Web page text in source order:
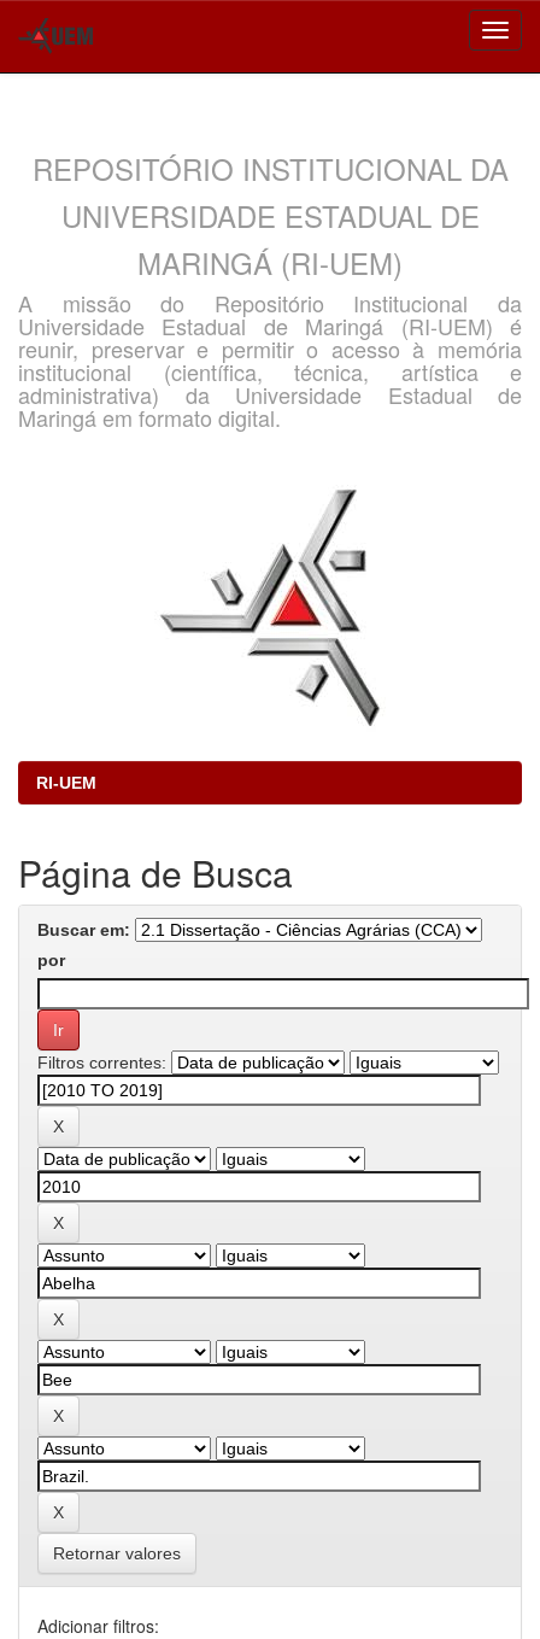
REPOSITÓRIO INSTITUCIONAL DA
UNIVERSIDADE ESTADUAL DE
MARINGÁ (RI-UEM)
A missão do Repositório Institucional da
Universidade Estadual de Maringá (RI-UEM) é
reunir, preservar e permitir o acesso à memória
institucional (científica, técnica, artística e
administrativa) da Universidade Estadual de
Maringá em formato digital.
RI-UEM
Página de Busca
Buscar em:
por
Filtros correntes:
Retornar valores
Adicionar filtros: